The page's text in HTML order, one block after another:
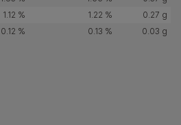
1.12 % 1.22 %
0.27 g
0.12 % 0.13 % 0.03 g